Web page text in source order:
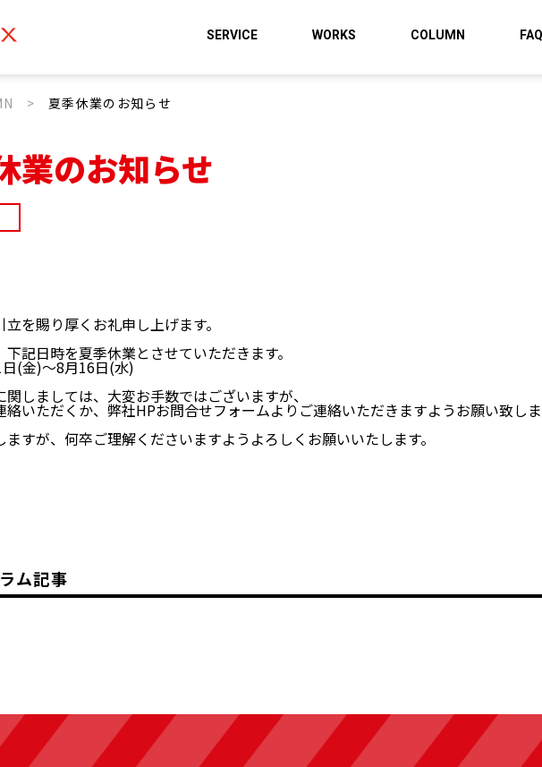
SERVICE WORKS COLUMN FAQ
夏季休業のお知らせ
業のお知らせ
を賜り厚くお礼申し上げます。
記日時を夏季休業とさせていただきます。
(金)〜8月16日(水)
しましては、大変お手数ではございますが、
絡いただくか、弊社HPお問合せフォームよりご連絡いただきますようお願い致し
ますが、何卒ご理解くださいますようよろしくお願いいたします。
ム記事